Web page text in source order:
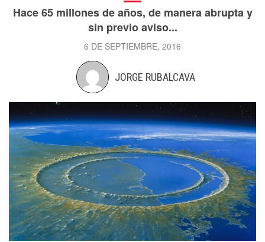
Hace 65 millones de años, de manera abrupta y
sin previo aviso...
6 DE SEPTIEMBRE, 2016
JORGE RUBALCAVA